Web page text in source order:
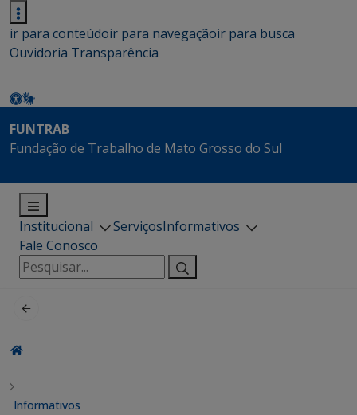
ir para conteúdoir para navegaçãoir para busca
Ouvidoria Transparência
FUNTRAB
Fundação de Trabalho de Mato Grosso do Sul
Institucional ServiçosInformativos
Fale Conosco
Pesquisar
por:
Informativos